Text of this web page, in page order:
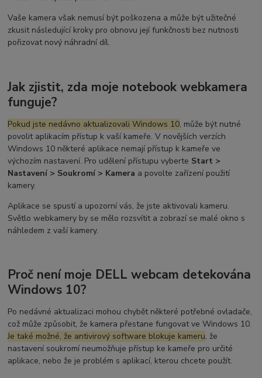
Vaše kamera však nemusí být poškozena a může být užitečné
zkusit následující kroky pro obnovu její funkčnosti bez nutnosti
pořizovat nový náhradní díl.
Jak zjistit, zda moje notebook webkamera
funguje?
Pokud jste nedávno aktualizovali Windows 10, může být nutné
povolit aplikacím přístup k vaší kameře. V novějších verzích
Windows 10 některé aplikace nemají přístup k kameře ve
výchozím nastavení. Pro udělení přístupu vyberte Start >
Nastavení > Soukromí > Kamera a povolte zařízení použití
kamery.
Aplikace se spustí a upozorní vás, že jste aktivovali kameru.
Světlo webkamery by se mělo rozsvítit a zobrazí se malé okno s
náhledem z vaší kamery.
Proč není moje DELL webcam detekována
Windows 10?
Po nedávné aktualizaci mohou chybět některé potřebné ovladače,
což může způsobit, že kamera přestane fungovat ve Windows 10.
Je také možné, že antivirový software blokuje kameru, že
nastavení soukromí neumožňuje přístup ke kameře pro určité
aplikace, nebo že je problém s aplikací, kterou chcete použít.